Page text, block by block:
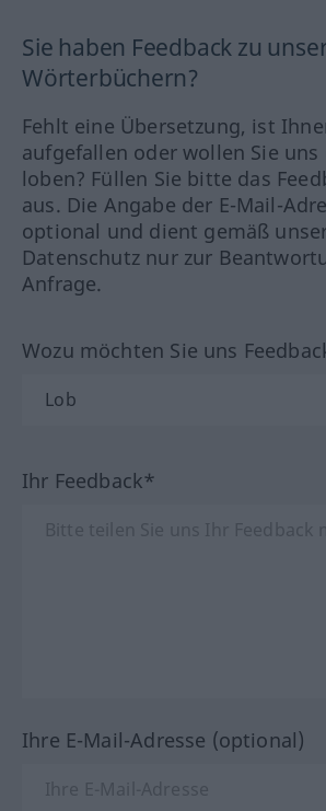
Sie haben Feedback zu
Wörterbüchern?
Fehlt eine Übersetzung, ist
aufgefallen oder wollen Sie uns
loben? Füllen Sie bitte das
aus. Die Angabe der E-Mail-
optional und dient gemäß
Datenschutz nur zur
Anfrage.
Wozu möchten Sie uns
Ihr Feedback*
Ihre E-Mail-Adresse (optional)